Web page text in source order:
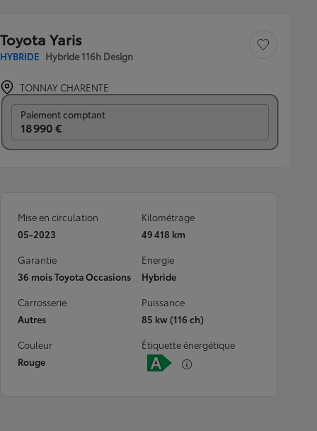
Toyota Yaris
HYBRIDE Hybride 116h Design
Sauvegarder le
TONNAY CHARENTE
Paiement comptant
18 990 €
Mise en circulation
05-2023
Kilométrage
49 418 km
Garantie
36 mois Toyota Occasions
Energie
Hybride
Carrosserie
Autres
Puissance
85 kw (116 ch)
Couleur
Rouge
Étiquette énergétique